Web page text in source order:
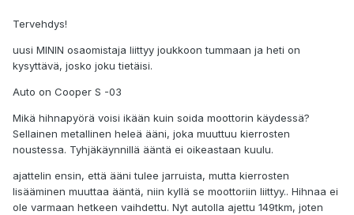
Tervehdys!
uusi MININ osaomistaja liittyy joukkoon tummaan ja heti on
kysyttävä, josko joku tietäisi.
Auto on Cooper S -03
Mikä hihnapyörä voisi ikään kuin soida moottorin käydessä?
Sellainen metallinen heleä ääni, joka muuttuu kierrosten
noustessa. Tyhjäkäynnillä ääntä ei oikeastaan kuulu.
ajattelin ensin, että ääni tulee jarruista, mutta kierrosten
lisääminen muuttaa ääntä, niin kyllä se moottoriin liittyy.. Hihnaa ei
ole varmaan hetkeen vaihdettu. Nyt autolla ajettu 149tkm, joten